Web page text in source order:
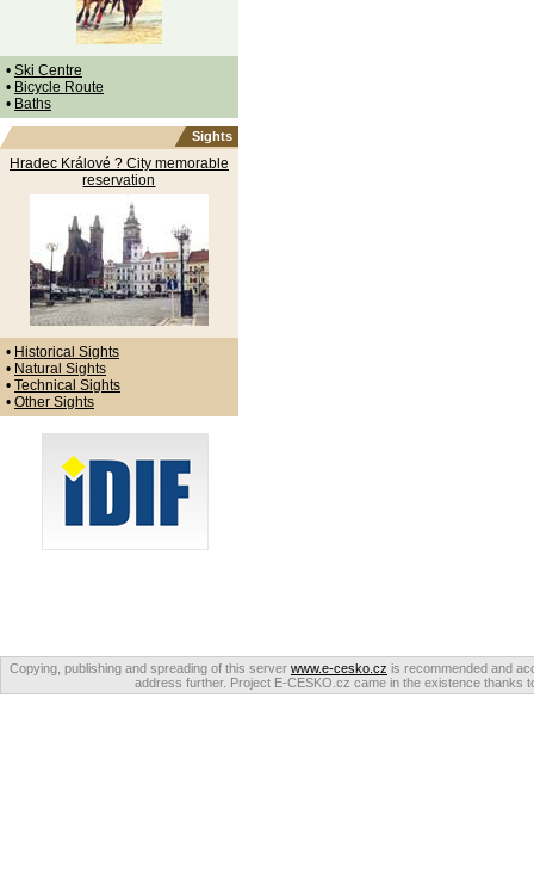
• Ski Centre
• Bicycle Route
• Baths
Sights
Hradec Králové ? City memorable
reservation
• Historical Sights
• Natural Sights
• Technical Sights
• Other Sights
Copying, publishing and spreading of this server www.e-cesko.cz is recommended and
address further. Project E-CESKO.cz came in the existence thanks